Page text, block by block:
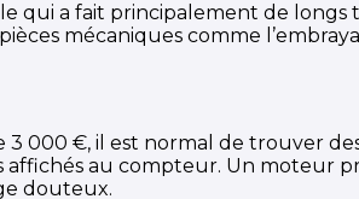
qui a fait principalement de longs
pièces mécaniques comme
3 000 €, il est normal de trouver
affichés au compteur. Un moteur
douteux.